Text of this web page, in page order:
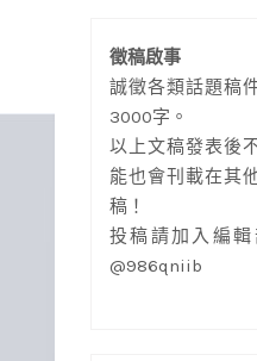
徵稿啟事
誠徵各類話題稿
3000字。
以上文稿發表後
能也會刊載在其
稿！
投稿請加入編輯
@986qniib